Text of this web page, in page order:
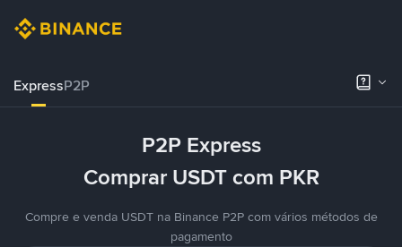
ExpressP2P
P2P Express
Comprar USDT com PKR
Compre e venda USDT na Binance P2P com vários métodos de
pagamento